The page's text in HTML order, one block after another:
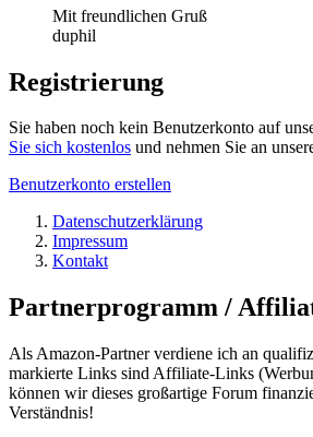
Mit freundlichen Gruß
duphil
Registrierung
Sie haben noch kein Benutzerkonto auf
Sie sich kostenlos und nehmen Sie an
Benutzerkonto erstellen
Datenschutzerklärung
Impressum
Kontakt
Partnerprogramm /
Als Amazon-Partner verdiene ich an
markierte Links sind Affiliate-Links
können wir dieses großartige Forum
Verständnis!